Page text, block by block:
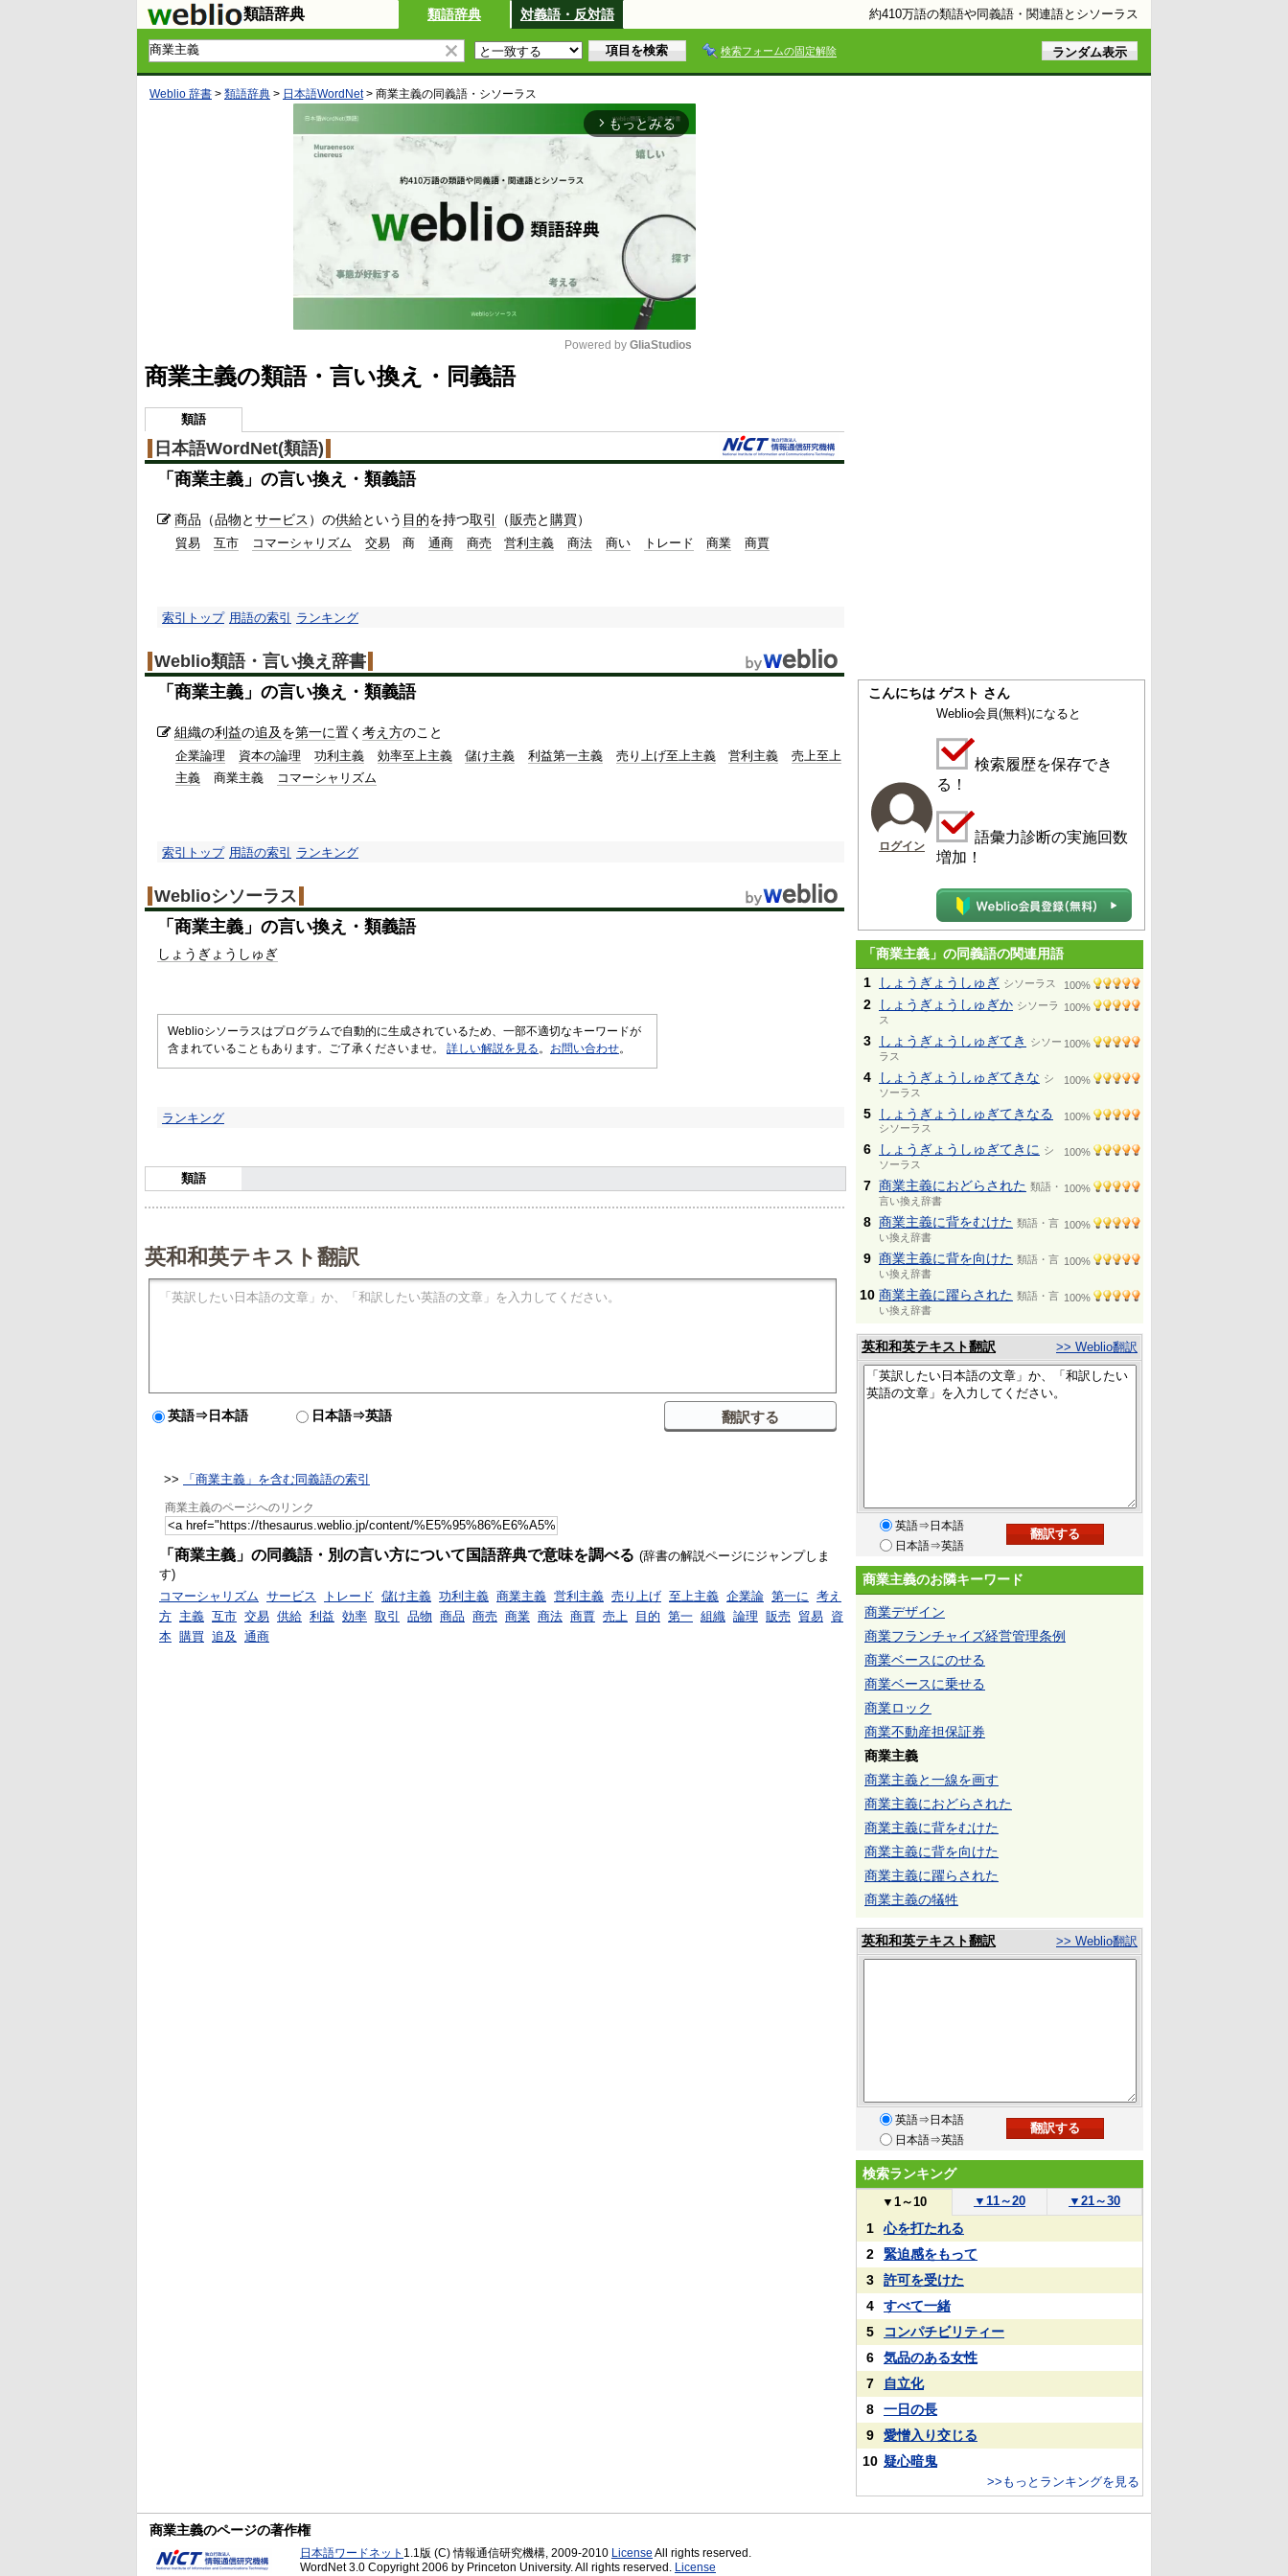
類語辞典 類語辞典 対義語・反対語 約410万語の類語や同義語・関連語とシソーラス
検索フォームの固定解除
Weblio 辞書 > 類語辞典 > 日本語WordNet> 商業主義の同義語・シソーラス
arrow_forward_ios もっとみる
Powered by GliaStudios
商業主義の類語・言い換え・同義語
類語
日本語WordNet(類語)
「 商業主義 」の言い換え・類義語
商品 （品物とサービス ）の供給という 目的を持つ取引 （販売と購買）
貿易 互市 コマーシャリズム 交易 商 通商 商売 営利主義 商法 商い トレード 商業 商賈
索引トップ 用語の索引 ランキング
Weblio類語・言い換え辞書
「 商業主義 」の言い換え・類義語
組織の利益の追及を第一に置く 考え方のこと
企業論理 資本の論理 功利主義 効率至上主義 儲け主義 利益第一主義 売り上げ至上主義 営利主義
売上至上
主義
商業主義 コマーシャリズム
索引トップ 用語の索引 ランキング
Weblioシソーラス
「 商業主義 」の言い換え・類義語
しょうぎょうしゅぎ
Weblioシソーラスはプログラムで自動的に生成されているため、一部不適切なキーワードが
含まれていることもあります。ご了承くださいませ。 詳しい解説を見る 。 お問い合わせ。
ランキング
類語
英和和英テキスト翻訳
英語⇒日本語 日本語⇒英語
>> 「商業主義」を含む同義語の索引
商業主義のページへのリンク
「商業主義」の同義語・別の言い方について国語辞典で意味を調べる (辞書の解説ページにジャンプしま
す)
コマーシャリズム サービス トレード 儲け主義 功利主義 商業主義 営利主義 売り上げ 至上主義 企業論 第一に 考え
方 主義 互市 交易 供給 利益 効率 取引 品物 商品 商売 商業 商法 商賈 売上 目的 第一 組織 論理 販売 貿易 資
本 購買 追及 通商
こんにちは ゲスト さん
ログイン
Weblio会員(無料)になると
検索履歴を保存でき
る！
語彙力診断の実施回数
増加！
「商業主義」の同義語の関連用語
1
しょうぎょうしゅぎ シソーラス 100%
2 しょうぎょうしゅぎか シソーラ
ス
100%
3 しょうぎょうしゅぎてき
シソー
ラス
100%
4 しょうぎょうしゅぎてきな シ
ソーラス
100%
5 しょうぎょうしゅぎてきなる
シソーラス
100%
6 しょうぎょうしゅぎてきに シ
ソーラス
100%
7 商業主義におどらされた 類語・
言い換え辞書
100%
8 商業主義に背をむけた 類語・言
い換え辞書
100%
9 商業主義に背を向けた 類語・言
い換え辞書
100%
10 商業主義に躍らされた 類語・言
い換え辞書
100%
英和和英テキスト翻訳 >> Weblio翻訳
英語⇒日本語
日本語⇒英語
商業主義のお隣キーワード
商業デザイン
商業フランチャイズ経営管理条例
商業ベースにのせる
商業ベースに乗せる
商業ロック
商業不動産担保証券
商業主義
商業主義と一線を画す
商業主義におどらされた
商業主義に背をむけた
商業主義に背を向けた
商業主義に躍らされた
商業主義の犠牲
英和和英テキスト翻訳 >> Weblio翻訳
英語⇒日本語
日本語⇒英語
検索ランキング
▼ 1～10 ▼ 11～20 ▼ 21～30
1
心を打たれる
2
緊迫感をもって
3
許可を受けた
4
すべて一緒
5
コンパチビリティー
6
気品のある女性
7
自立化
8
一日の長
9
愛憎入り交じる
10 疑心暗鬼
>>もっとランキングを見る
商業主義のページの著作権
日本語ワードネット 1.1版 (C) 情報通信研究機構, 2009-2010 License All rights reserved.
WordNet 3.0 Copyright 2006 by Princeton University. All rights reserved. License